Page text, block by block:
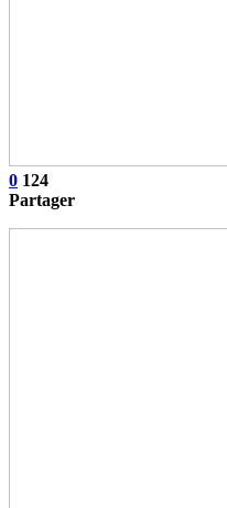
0 124
Partager